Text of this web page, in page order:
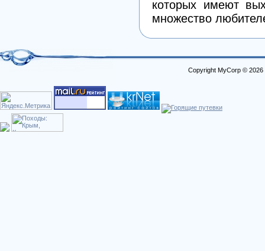
которых имеют
множество
Copyright MyCorp © 2026